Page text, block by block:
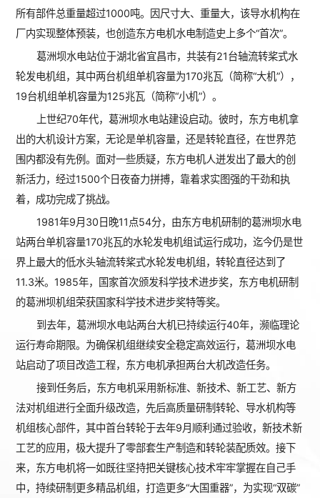
所有部件总重量超过1000吨。因尺寸大、重量大，该导水机构在
厂内实现整体预装，也创造东方电机水电制造史上多个“首次”。
葛洲坝水电站位于湖北省宜昌市，共装有21台轴流转桨式水
轮发电机组，其中两台机组单机容量为170兆瓦（简称“大机”），
19台机组单机容量为125兆瓦（简称“小机”）。
上世纪70年代，葛洲坝水电站建设启动。彼时，东方电机拿
出的大机设计方案，无论是单机容量，还是转轮直径，在世界范
围内都没有先例。面对一些质疑，东方电机人迸发出了最大的创
新活力，经过1500个日夜奋力拼搏，靠着求实图强的干劲和执
着，成功完成了挑战。
1981年9月30日晚11点54分，由东方电机研制的葛洲坝水电
站两台单机容量170兆瓦的水轮发电机组试运行成功，迄今仍是世
界上最大的低水头轴流转桨式水轮发电机组，转轮直径达到了
11.3米。1985年，国家首次颁发科学技术进步奖，东方电机研制
的葛洲坝机组荣获国家科学技术进步奖特等奖。
到去年，葛洲坝水电站两台大机已持续运行40年，濒临理论
运行寿命期限。为确保机组继续安全稳定高效运行，葛洲坝水电
站启动了项目改造工程，东方电机承担两台大机改造任务。
接到任务后，东方电机采用新标准、新技术、新工艺、新方
法对机组进行全面升级改造，先后高质量研制转轮、导水机构等
机组核心部件，其中首台转轮于去年9月顺利通过验收，新技术新
工艺的应用，极大提升了零部套生产制造和转轮装配质效。接下
来，东方电机将一如既往坚持把关键核心技术牢牢掌握在自己手
中，持续研制更多精品机组，打造更多“大国重器”，为实现“双碳”